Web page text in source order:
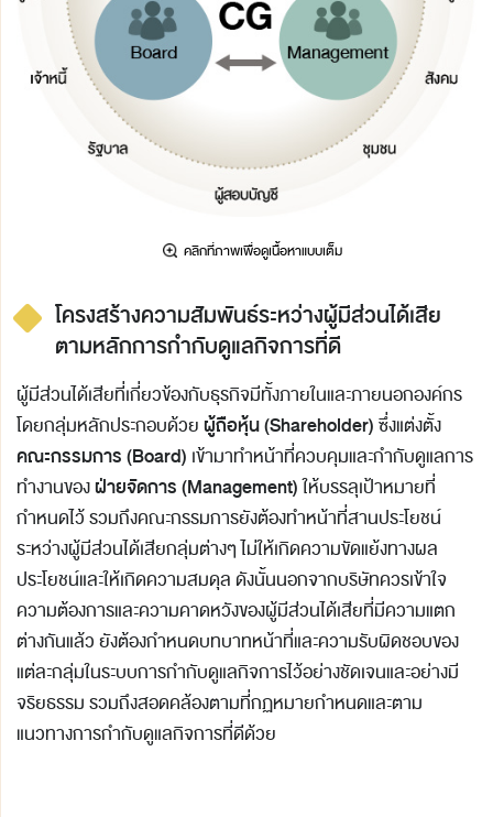
โครงสร้างความสัมพันธ์ระหว่างผู้มีส่วนได้เสีย
ตามหลักการกำกับดูแลกิจการที่ดี
ผู้มีส่วนได้เสียที่เกี่ยวข้องกับธุรกิจมีทั้งภายในและภายนอกองค์กร
โดยกลุ่มหลักประกอบด้วยผู้ถือหุ้น (Shareholder)ซึ่งแต่งตั้ง
คณะกรรมการ (Board) เข้ามาทำหน้าที่ควบคุมและกำกับดูแลการ
ทำงานของฝ่ายจัดการ (Management)ให้บรรลุเป้าหมายที่
กำหนดไว้ รวมถึงคณะกรรมการยังต้องทำหน้าที่สานประโยชน์
ระหว่างผู้มีส่วนได้เสียกลุ่มต่างๆ ไม่ให้เกิดความขัดแย้งทางผล
ประโยชน์และให้เกิดความสมดุล ดังนั้นนอกจากบริษัทควรเข้าใจ
ความต้องการและความคาดหวังของผู้มีส่วนได้เสียที่มีความแตก
ต่างกันแล้ว ยังต้องกำหนดบทบาทหน้าที่และความรับผิดชอบของ
แต่ละกลุ่มในระบบการกำกับดูแลกิจการไว้อย่างชัดเจนและอย่างมี
จริยธรรม รวมถึงสอดคล้องตามที่กฏหมายกำหนดและตาม
แนวทางการกำกับดูแลกิจการที่ดีด้วย